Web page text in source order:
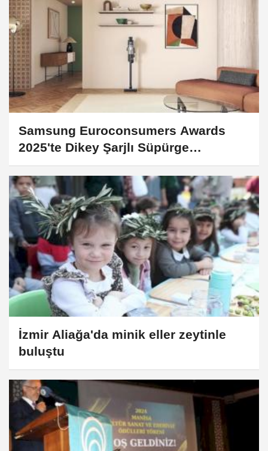
Samsung Euroconsumers Awards
2025'te Dikey Şarjlı Süpürge
Kategorisinde birinci oldu
İzmir Aliağa'da minik eller zeytinle
buluştu